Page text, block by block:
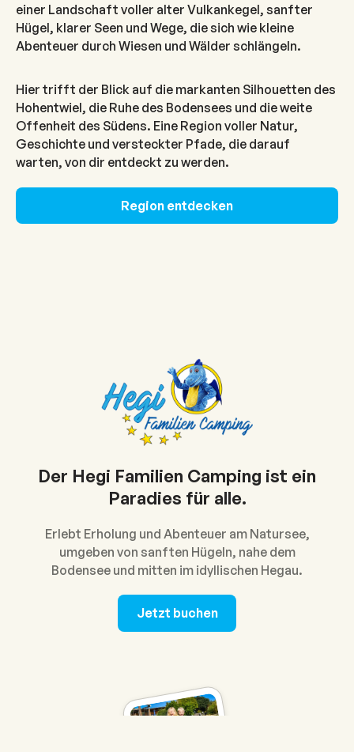
einer Landschaft voller alter Vulkankegel, sanfter
Hügel, klarer Seen und Wege, die sich wie kleine
Abenteuer durch Wiesen und Wälder schlängeln.
Hier trifft der Blick auf die markanten Silhouetten des
Hohentwiel, die Ruhe des Bodensees und die weite
Offenheit des Südens. Eine Region voller Natur,
Geschichte und versteckter Pfade, die darauf
warten, von dir entdeckt zu werden.
Region entdecken
Der Hegi Familien Camping ist ein
Paradies für alle.
Erlebt Erholung und Abenteuer am Natursee,
umgeben von sanften Hügeln, nahe dem
Bodensee und mitten im idyllischen Hegau.
Jetzt buchen